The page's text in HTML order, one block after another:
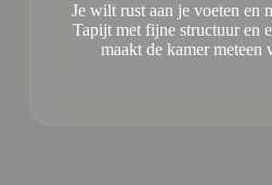
Je wilt rust aan je voeten en
Tapijt met fijne structuur en
maakt de kamer meteen